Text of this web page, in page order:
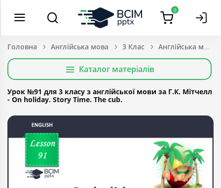
0
Головна Англійська мова 3 Клас
Каталог матеріалів
Урок №91 для 3 класу з англійської мови за Г.К. Мітчелл
- On holiday. Story Time. The cub.